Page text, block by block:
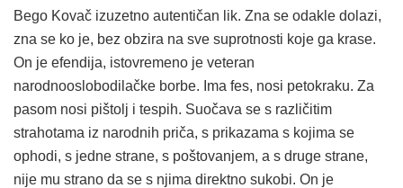
Bego Kovač izuzetno autentičan lik. Zna se odakle dolazi,
zna se ko je, bez obzira na sve suprotnosti koje ga krase.
On je efendija, istovremeno je veteran
narodnooslobodilačke borbe. Ima fes, nosi petokraku. Za
pasom nosi pištolj i tespih. Suočava se s različitim
strahotama iz narodnih priča, s prikazama s kojima se
ophodi, s jedne strane, s poštovanjem, a s druge strane,
nije mu strano da se s njima direktno sukobi. On je